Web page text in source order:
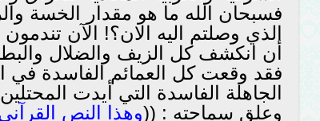
فسبحان الله ما هو مقدار الخسة
الذي وصلتم اليه الان؟! الآن
أن انكشف كل الزيف والضلال
فقد وقعت كل العمائم الفاسدة في
الجاهلة الفاسدة التي أيدت
وعلق سماحته : ((وهذا النص